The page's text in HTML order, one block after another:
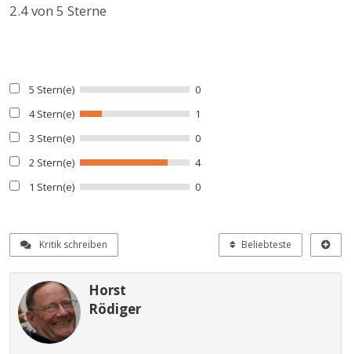
2.4von 5 Sterne
5 Stern(e)
0
4 Stern(e)
1
3 Stern(e)
0
2 Stern(e)
4
1 Stern(e)
0
Kritik schreiben Beliebteste
Horst
Rödiger